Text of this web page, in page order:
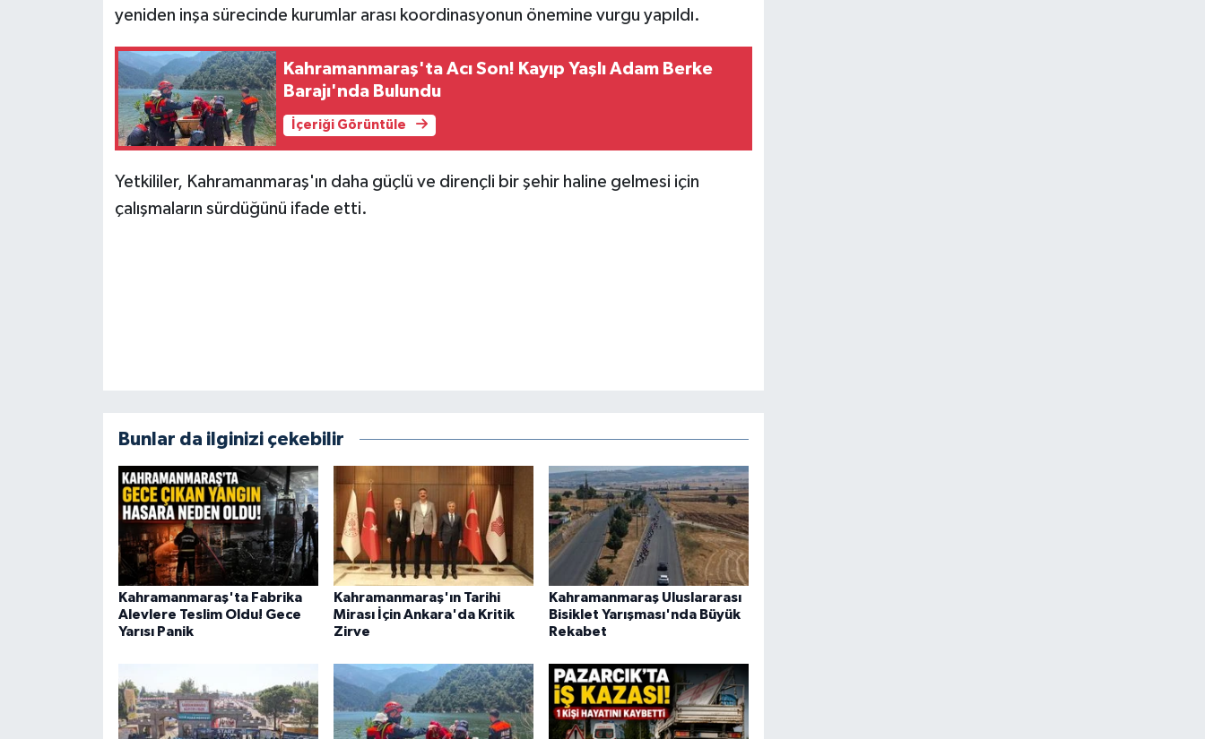
yeniden inşa sürecinde kurumlar arası koordinasyonun önemine vurgu yapıldı.
Kahramanmaraş'ta Acı Son! Kayıp Yaşlı Adam Berke
Barajı'nda Bulundu
İçeriği Görüntüle
Yetkililer, Kahramanmaraş'ın daha güçlü ve dirençli bir şehir haline gelmesi için
çalışmaların sürdüğünü ifade etti.
Bunlar da ilginizi çekebilir
Kahramanmaraş'ta Fabrika
Alevlere Teslim Oldu! Gece
Yarısı Panik
Kahramanmaraş'ın Tarihi
Mirası İçin Ankara'da Kritik
Zirve
Kahramanmaraş Uluslararası
Bisiklet Yarışması'nda Büyük
Rekabet
SEÇİM 2015
BİLİM VE TEKNOLOJİ